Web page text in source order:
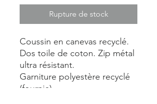
Rupture de stock
Coussin en canevas recyclé.
Dos toile de coton. Zip métal
ultra résistant.
Garniture polyestère recyclé
(fournie).